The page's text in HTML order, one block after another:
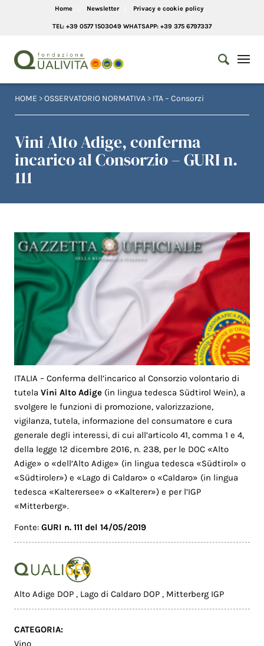
Home Newsletter Privacy e cookie policy
TEL: +39 0577 1503049 WHATSAPP: +39 375 6797337
HOME >OSSERVATORIO NORMATIVA > ITA – Consorzi
Vini Alto Adige, conferma
incarico al Consorzio – GURI n.
111
ITALIA – Conferma dell’incarico al Consorzio volontario di
tutelaVini Alto Adige (in lingua tedesca Südtirol Wein), a
svolgere le funzioni di promozione, valorizzazione,
vigilanza, tutela, informazione del consumatore e cura
generale degli interessi, di cui all’articolo 41, comma 1 e 4,
della legge 12 dicembre 2016, n. 238, per le DOC «Alto
Adige» o «dell’Alto Adige» (in lingua tedesca «Südtirol» o
«Südtiroler») e «Lago di Caldaro» o «Caldaro» (in lingua
tedesca «Kalterersee» o «Kalterer») e per l’IGP
«Mitterberg».
Fonte:GURI n. 111 del 14/05/2019
Alto Adige DOP, Lago di Caldaro DOP, Mitterberg IGP
CATEGORIA:
Vino